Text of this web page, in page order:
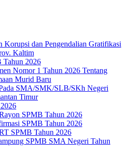
Korupsi dan Pengendalian Gratifikasi
Kaltim
Tahun 2026
Nomor 1 Tahun 2026 Tentang
Murid Baru
SMA/SMK/SLB/SKh Negeri
Timur
SPMB Tahun 2026
SPMB Tahun 2026
SPMB Tahun 2026
SPMB SMA Negeri Tahun